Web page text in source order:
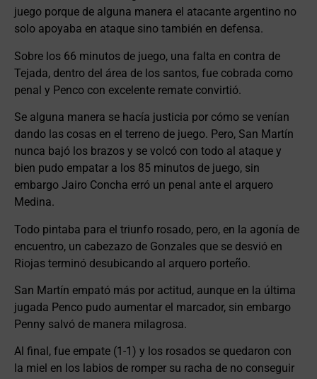
juego porque de alguna manera el atacante argentino no
solo apoyaba en ataque sino también en defensa.
Sobre los 66 minutos de juego, una falta en contra de
Tejada, dentro del área de los santos, fue cobrada como
penal y Penco con excelente remate convirtió.
Se alguna manera se hacía justicia por cómo se venían
dando las cosas en el terreno de juego. Pero, San Martín
nunca bajó los brazos y se volcó con todo al ataque y
bien pudo empatar a los 85 minutos de juego, sin
embargo Jairo Concha erró un penal ante el arquero
Medina.
Todo pintaba para el triunfo rosado, pero, en la agonía de
encuentro, un cabezazo de Gonzales que se desvió en
Riojas terminó desubicando al arquero porteño.
San Martín empató más por actitud, aunque en la última
jugada Penco pudo aumentar el marcador, sin embargo
Penny salvó de manera milagrosa.
Al final, fue empate (1-1) y los rosados se quedaron con
la miel en los labios de romper su racha de no conseguir